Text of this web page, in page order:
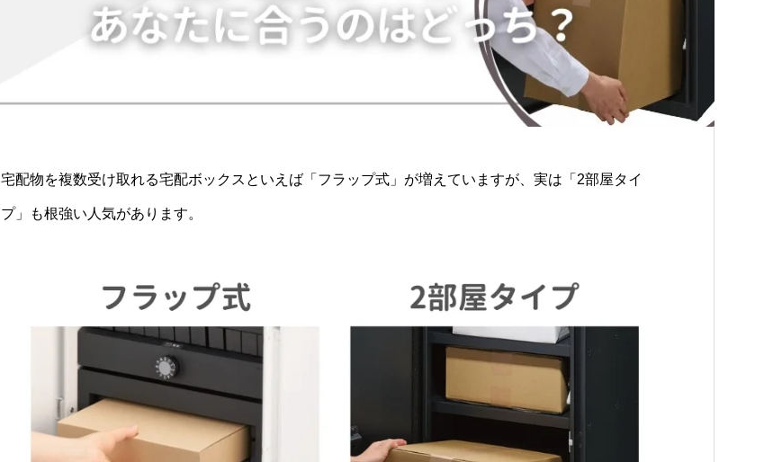
宅配物を複数受け取れる宅配ボックスといえば「フラップ式」が増えていますが、実は「2部屋タイ
プ」も根強い人気があります。